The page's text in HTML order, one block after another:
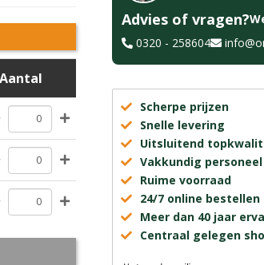
Aantal
Advies of vragen?
0320 - 258604
Scherpe prijzen
Snelle levering
Uitsluitend
Vakkundig personeel
Ruime voorraad
24/7 online bestellen
Meer dan 40 jaar
Centraal gelegen